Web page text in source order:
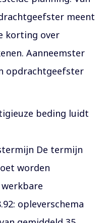
meent
korting over
Aanneemster
opdrachtgeefster
beding luidt
De termijn
worden
opleverschema